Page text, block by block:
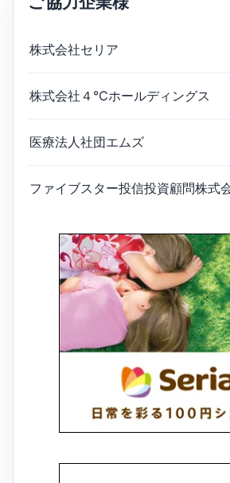
株式会社セリア
株式会社４℃ホールディングス
医療法人社団エムズ
ファイブスター投信投資顧問株式